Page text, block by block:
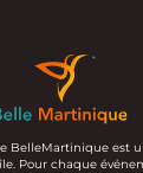
BelleMartinique est
Pour chaque